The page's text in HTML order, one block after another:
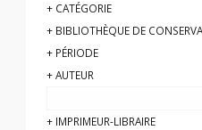
CATÉGORIE
BIBLIOTHÈQUE DE
PÉRIODE
AUTEUR
IMPRIMEUR-LIBRAIRE